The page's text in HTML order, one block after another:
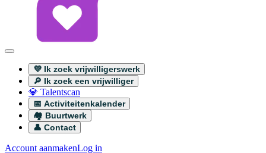
💜 Ik zoek vrijwilligerswerk
🔎 Ik zoek een vrijwilliger
💎 Talentscan
📅 Activiteitenkalender
🏘️ Buurtwerk
👤 Contact
Account aanmakenLog in